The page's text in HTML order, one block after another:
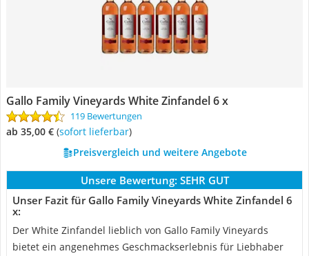
Gallo Family Vineyards White Zinfandel 6 x
119 Bewertungen
ab 35,00 € ( Sofort lieferbar)
Preisvergleich und weitere Angebote
Unsere Bewertung: SEHR GUT
Unser Fazit für Gallo Family Vineyards White Zinfandel 6
x:
Der White Zinfandel lieblich von Gallo Family Vineyards
bietet ein angenehmes Geschmackserlebnis für Liebhaber